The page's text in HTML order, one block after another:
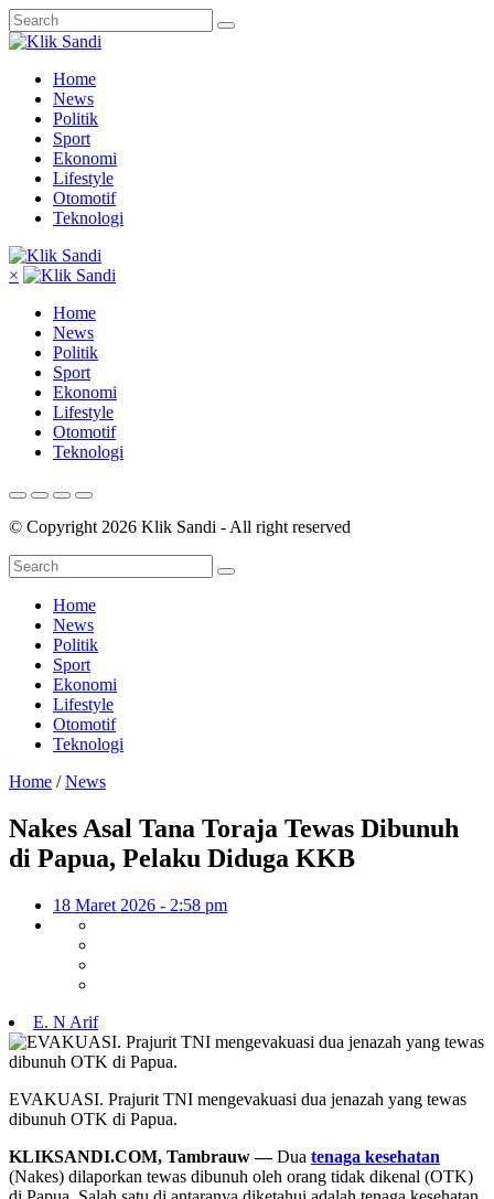
Home
News
Politik
Sport
Ekonomi
Lifestyle
Otomotif
Teknologi
×
Home
News
Politik
Sport
Ekonomi
Lifestyle
Otomotif
Teknologi
© Copyright 2026 Klik Sandi - All right reserved
Home
News
Politik
Sport
Ekonomi
Lifestyle
Otomotif
Teknologi
Home /News
Nakes Asal Tana Toraja Tewas Dibunuh
di Papua, Pelaku Diduga KKB
18 Maret 2026 - 2:58 pm
E. N Arif
EVAKUASI. Prajurit TNI mengevakuasi dua jenazah yang tewas
dibunuh OTK di Papua.
KLIKSANDI.COM, Tambrauw —Dua tenaga kesehatan
(Nakes) dilaporkan tewas dibunuh oleh orang tidak dikenal (OTK)